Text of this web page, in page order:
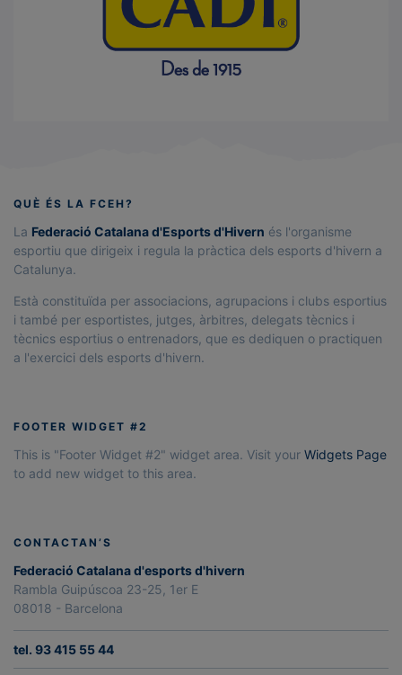
QUÈ ÉS LA FCEH?
La Federació Catalana d'Esports d'Hivern és l'organisme
esportiu que dirigeix i regula la pràctica dels esports d'hivern a
Catalunya.
Està constituïda per associacions, agrupacions i clubs esportius
i també per esportistes, jutges, àrbitres, delegats tècnics i
tècnics esportius o entrenadors, que es dediquen o practiquen
a l'exercici dels esports d'hivern.
FOOTER WIDGET #2
This is "Footer Widget #2" widget area. Visit your Widgets Page
to add new widget to this area.
CONTACTAN’S
Federació Catalana d'esports d'hivern
Rambla Guipúscoa 23-25, 1er E
08018 - Barcelona
tel. 93 415 55 44